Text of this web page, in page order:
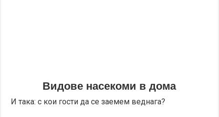
Видове насекоми в дома
И така: с кои гости да се заемем веднага?